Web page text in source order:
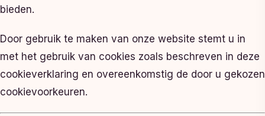
bieden.
Door gebruik te maken van onze website stemt u in
met het gebruik van cookies zoals beschreven in deze
cookieverklaring en overeenkomstig de door u gekozen
cookievoorkeuren.